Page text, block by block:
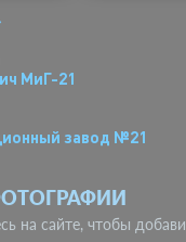
МиГ-21
завод №21
на сайте, чтобы